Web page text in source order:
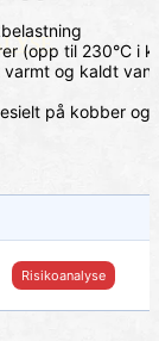
(opp til 230°C i
og kaldt
på kobber og
Risikoanalyse